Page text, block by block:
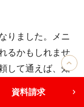
りました。メニ
るかもしれませ
して通えば、知
資料請求